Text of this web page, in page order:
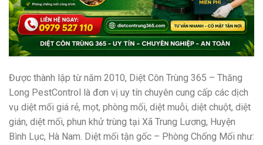
Được thành lập từ năm 2010, Diệt Côn Trùng 365 – Thăng
Long PestControl là đơn vị uy tín chuyên cung cấp các dịch
vụ diệt mối giá rẻ, mọt, phòng mối, diệt muỗi, diệt chuột, diệt
gián, diệt mối, phun khử trùng tại Xã Trung Lương, Huyện
Bình Lục, Hà Nam. Diệt mối tận gốc – Phòng Chống Mối như: